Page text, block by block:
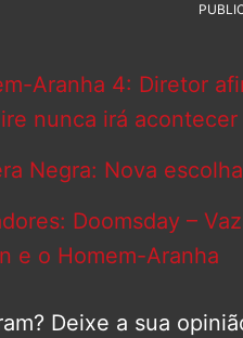
Aranha 4: Diretor
nunca irá acontecer
Negra: Nova
Doomsday –
e o Homem-Aranha
Deixe a sua